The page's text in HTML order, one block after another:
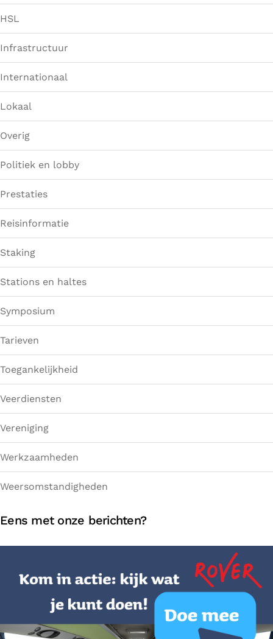
HSL
Infrastructuur
Internationaal
Lokaal
Overig
Politiek en lobby
Prestaties
Reisinformatie
Staking
Stations en haltes
Symposium
Tarieven
Toegankelijkheid
Veerdiensten
Vereniging
Werkzaamheden
Weersomstandigheden
Eens met onze berichten?